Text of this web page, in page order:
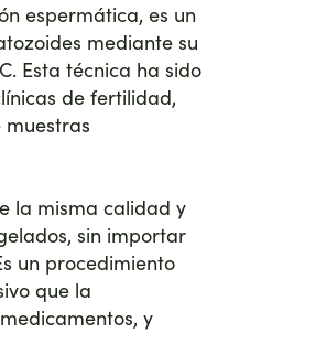
espermática, es un
mediante su
Esta técnica ha sido
de fertilidad,
la misma calidad y
sin importar
un procedimiento
que la
y